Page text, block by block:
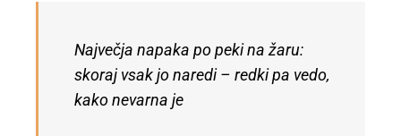
Največja napaka po peki na žaru:
skoraj vsak jo naredi – redki pa vedo,
kako nevarna je